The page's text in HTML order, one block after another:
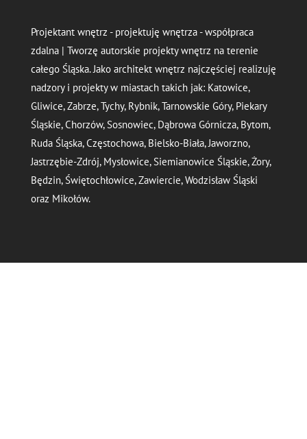
Projektant wnętrz - projektuję wnętrza - współpraca
zdalna | Tworzę autorskie projekty wnętrz na terenie
całego Śląska. Jako architekt wnętrz najczęściej realizuję
nadzory i projekty w miastach takich jak: Katowice,
Gliwice, Zabrze, Tychy, Rybnik, Tarnowskie Góry, Piekary
Śląskie, Chorzów, Sosnowiec, Dąbrowa Górnicza, Bytom,
Ruda Śląska, Częstochowa, Bielsko-Biała, Jaworzno,
Jastrzębie-Zdrój, Mysłowice, Siemianowice Śląskie, Żory,
Będzin, Świętochłowice, Zawiercie, Wodzisław Śląski
oraz Mikołów.